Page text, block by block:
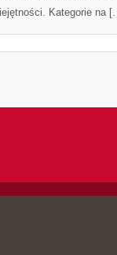
Kategorie na